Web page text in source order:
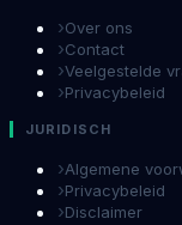
›Over ons
›Contact
›Veelgestelde
›Privacybeleid
JURIDISCH
›Algemene
›Privacybeleid
›Disclaimer